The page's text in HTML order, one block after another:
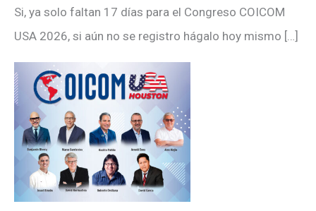
Si, ya solo faltan 17 días para el Congreso COICOM
USA 2026, si aún no se registro hágalo hoy mismo […]